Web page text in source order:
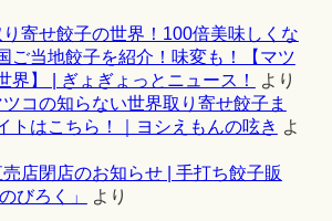
り寄せ餃子の世界！100倍美味しくな
ご当地餃子を紹介！味変も！【マツ
界】 | ぎょぎょっとニュース！
より
ツコの知らない世界取り寄せ餃子ま
トはこちら！｜ヨシえもんの呟き よ
売店閉店のお知らせ | 手打ち餃子販
びろく」
より